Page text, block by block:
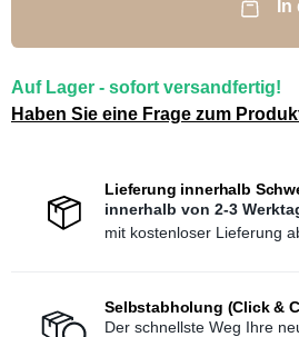
Auf Lager - sofort versandfertig!
Haben Sie eine Frage zum
Lieferung innerhalb
innerhalb von 2-3
mit kostenloser Lieferung
Selbstabholung (Click &
Der schnellste Weg Ihre